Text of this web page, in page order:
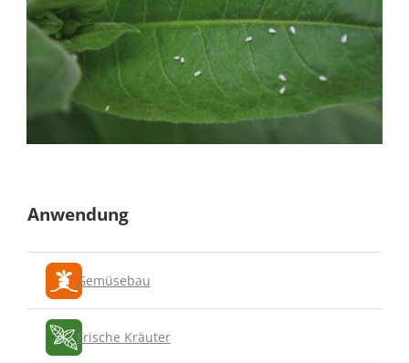
Anwendung
Gemüsebau
Frische Kräuter